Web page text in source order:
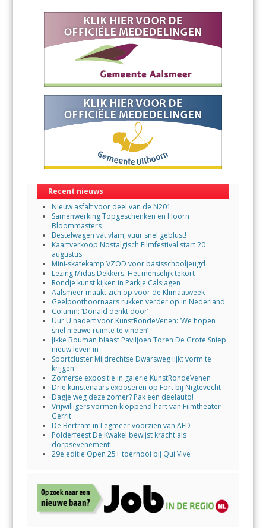
Recent nieuws
Nieuw asfalt voor deel van de N201
Samenwerking Topgeschenken en Hoorn
Bloommasters
Bestelwagen vat vlam, vuur snel geblust!
Kaartverkoop Nostalgisch Filmfestival start 20
augustus
Mini-skatekamp VZOD voor basisschooljeugd
Lezing Midas Dekkers: Het menselijk tekort
Rondje kunst kijken in Parkje Calslagen
Aalsmeer maakt zich op voor de Klimaatweek
Geelpoothoornaars rukken verder op in Nederland
Column: ‘Donald denkt door’
Uur U nadert voor KunstRondeVenen: ‘We hopen
snel nieuwe ruimte te vinden’
Jikke Bouman blaast Paviljoen Toren De Grote Sniep
nieuw leven in
Sportcluster Mijdrechtse Dwarsweg lijkt vorm te
krijgen
Zomerse expositie in galerie KunstRondeVenen
Drie kunstenaars exposeren op Fort bij Nigtevecht
Dagje weg deze zomer? Pak een deelauto!
Vrijwilligers vormen kloppend hart van Filmtheater
Gerrit
De Bertram in Legmeer voorzien van AED
Polderfeest De Kwakel bewijst kracht als
dorpsevenement
29e editie Open 25+ toernooi bij Qui Vive